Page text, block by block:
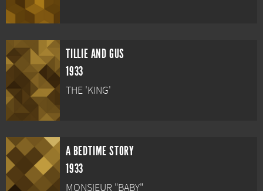
TILLIE AND GUS
1933
THE 'KING'
A BEDTIME STORY
1933
MONSIEUR "BABY"